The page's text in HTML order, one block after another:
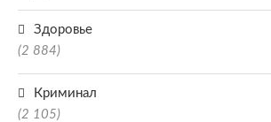
Здоровье
(2 884)
Криминал
(2 105)